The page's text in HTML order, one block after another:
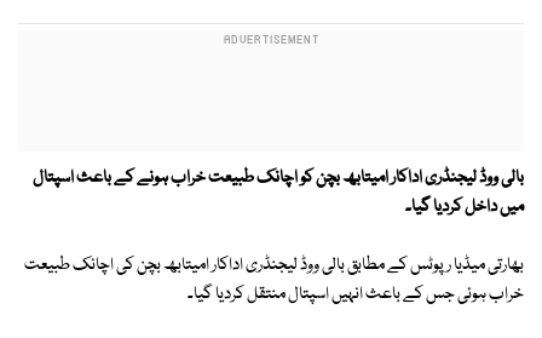
بالی ووڈ لیجنڈری اداکار امیتابھ بچن کو اچانک طبیعت خراب ہونے کے باعث اسپتال
میں داخل کردیا گیا۔
بھارتی میڈیا رپوٹس کے مطابق بالی ووڈ لیجنڈری اداکار امیتابھ بچن کی اچانک طبیعت
خراب ہوئی جس کے باعث انہیں اسپتال منتقل کردیا گیا۔